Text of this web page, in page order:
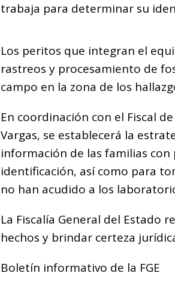
trabaja para determinar su
Los peritos que integran el
rastreos y procesamiento de
campo en la zona de los
En coordinación con el Fiscal
Vargas, se establecerá la
información de las familias con
identificación, así como para
no han acudido a los
La Fiscalía General del Estado
hechos y brindar certeza
Boletín informativo de la FGE